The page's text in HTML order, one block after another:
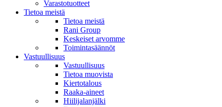
Varastotuotteet
Tietoa meistä
Tietoa meistä
Rani Group
Keskeiset arvomme
Toimintasäännöt
Vastuullisuus
Vastuullisuus
Tietoa muovista
Kiertotalous
Raaka-aineet
Hiilijalanjälki